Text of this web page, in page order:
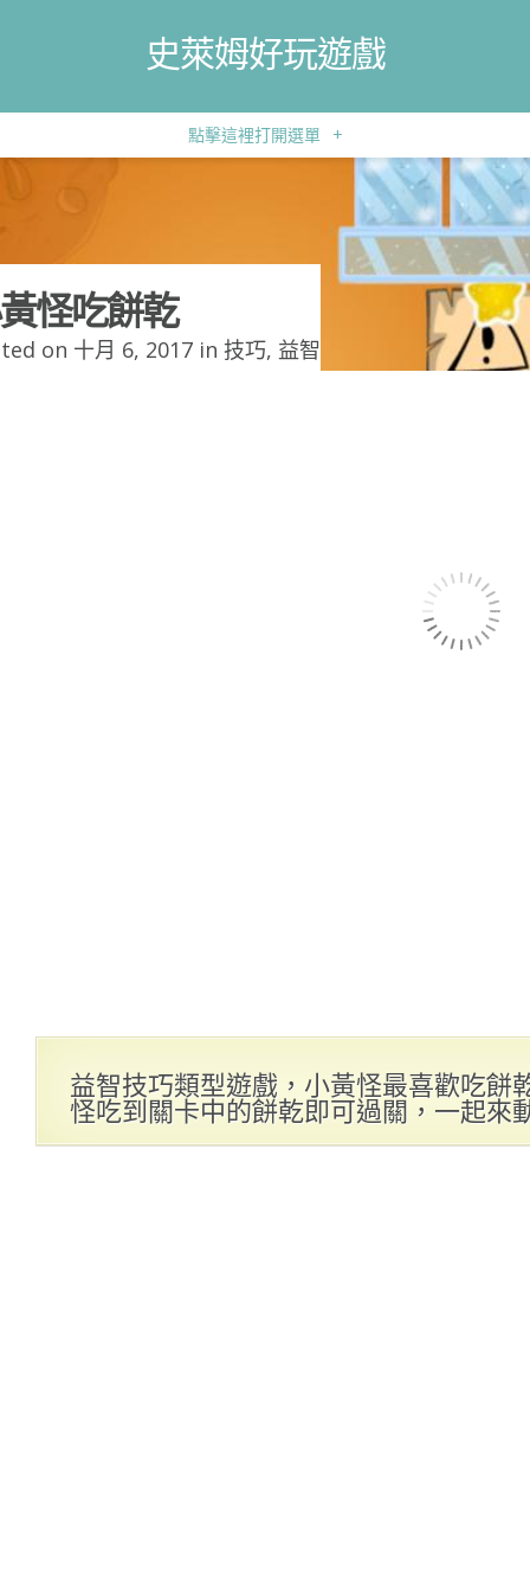
史萊姆好玩遊戲
點擊這裡打開選單 +
怪吃餅乾
on 十月 6, 2017 in 技巧, 益智
益智技巧類型遊戲，小黃怪最喜歡吃餅
怪吃到關卡中的餅乾即可過關，一起來